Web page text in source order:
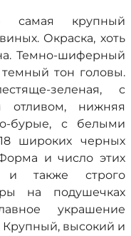
самая крупный
Окраска, хоть
Темно-шиферный
тон головы.
зеленая, с
отливом, нижняя
бурые, с белыми
широких черных
и число этих
и также строго
на подушечках
украшение
Крупный, высокий и